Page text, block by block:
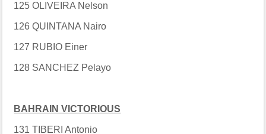
125 OLIVEIRA Nelson
126 QUINTANA Nairo
127 RUBIO Einer
128 SANCHEZ Pelayo
BAHRAIN VICTORIOUS
131 TIBERI Antonio